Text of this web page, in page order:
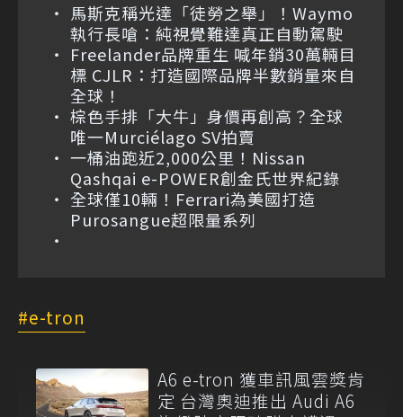
馬斯克稱光達「徒勞之舉」！Waymo
執行長嗆：純視覺難達真正自動駕駛
Freelander品牌重生 喊年銷30萬輛目
標 CJLR：打造國際品牌半數銷量來自
全球！
棕色手排「大牛」身價再創高？全球
唯一Murciélago SV拍賣
一桶油跑近2,000公里！Nissan
Qashqai e-POWER創金氏世界紀錄
全球僅10輛！Ferrari為美國打造
Purosangue超限量系列
e-tron
A6 e-tron 獲車訊風雲獎肯
定 台灣奧迪推出 Audi A6